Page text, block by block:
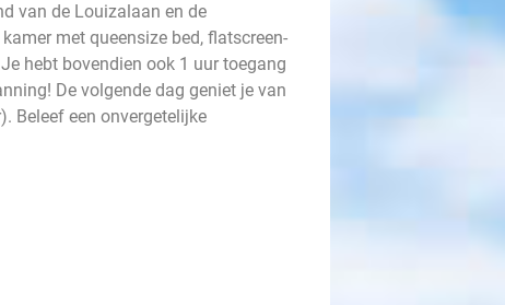
van de Louizalaan en de
met queensize bed, flatscreen-
hebt bovendien ook 1 uur toegang
De volgende dag geniet je van
Beleef een onvergetelijke